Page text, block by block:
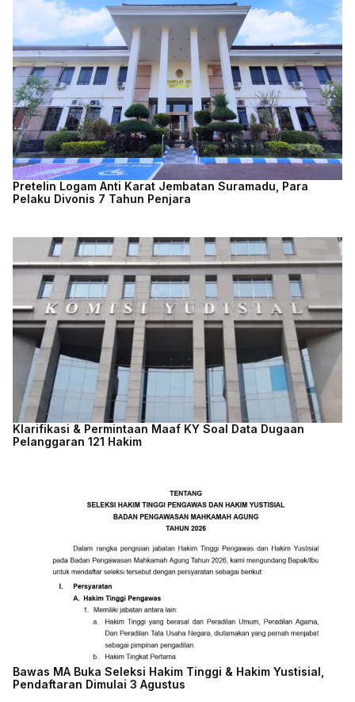
Pretelin Logam Anti Karat Jembatan Suramadu, Para
Pelaku Divonis 7 Tahun Penjara
Klarifikasi & Permintaan Maaf KY Soal Data Dugaan
Pelanggaran 121 Hakim
Bawas MA Buka Seleksi Hakim Tinggi & Hakim Yustisial,
Pendaftaran Dimulai 3 Agustus